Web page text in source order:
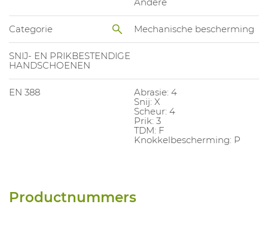
Categorie Mechanische bescherming
SNIJ- EN PRIKBESTENDIGE
HANDSCHOENEN
EN 388
Abrasie: 4
Snij: X
Scheur: 4
Prik: 3
TDM: F
Knokkelbescherming: P
Productnummers